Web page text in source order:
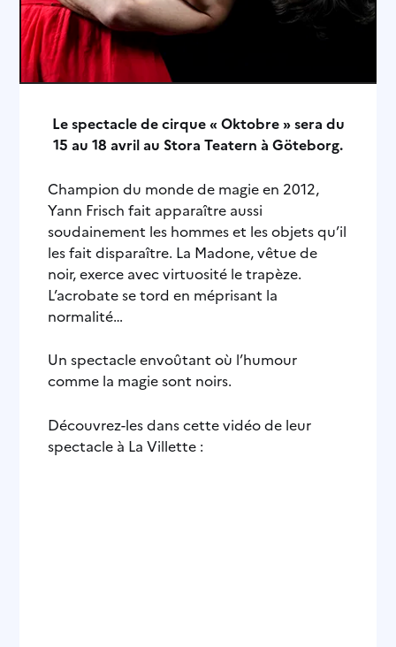
Le spectacle de cirque « Oktobre » sera du
15 au 18 avril au Stora Teatern à Göteborg.
Champion du monde de magie en 2012,
Yann Frisch fait apparaître aussi
soudainement les hommes et les objets qu’il
les fait disparaître. La Madone, vêtue de
noir, exerce avec virtuosité le trapèze.
L’acrobate se tord en méprisant la
normalité…
Un spectacle envoûtant où l’humour
comme la magie sont noirs.
Découvrez-les dans cette vidéo de leur
spectacle à La Villette :